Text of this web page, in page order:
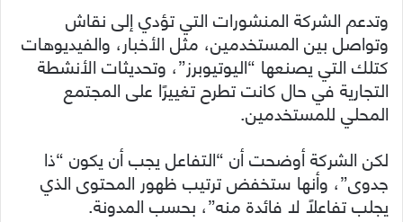
وتدعم الشركة المنشورات التي تؤدي إلى نقاش
وتواصل بين المستخدمين، مثل الأخبار، والفيديوهات
كتلك التي يصنعها “اليوتيوبرز”، وتحديثات الأنشطة
التجارية في حال كانت تطرح تغييرًا على المجتمع
المحلي للمستخدمين.
لكن الشركة أوضحت أن “التفاعل يجب أن يكون “ذا
جدوى”، وأنها ستخفض ترتيب ظهور المحتوى الذي
يجلب تفاعلًا لا فائدة منه”، بحسب المدونة.